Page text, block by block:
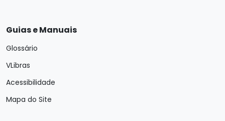
Guias e Manuais
Glossário
VLibras
Acessibilidade
Mapa do Site